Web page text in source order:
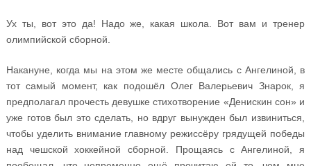
Ух ты, вот это да! Надо же, какая школа. Вот вам и тренер
олимпийской сборной.
Накануне, когда мы на этом же месте общались с Ангелиной, в
тот самый момент, как подошёл Олег Валерьевич Знарок, я
предполагал прочесть девушке стихотворение «Денискин сон» и
уже готов был это сделать, но вдруг вынужден был извиниться,
чтобы уделить внимание главному режиссёру грядущей победы
над чешской хоккейной сборной. Прощаясь с Ангелиной, я